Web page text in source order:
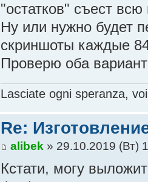
"остатков" съест всю
Ну или нужно будет
скриншоты каждые
Проверю оба
Lasciate ogni speranza,
Re:
alibek» 29.10.2019 (Вт)
Кстати, могу